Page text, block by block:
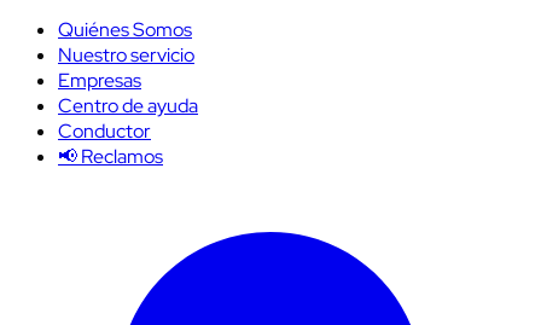
Quiénes Somos
Nuestro servicio
Empresas
Centro de ayuda
Conductor
📢 Reclamos